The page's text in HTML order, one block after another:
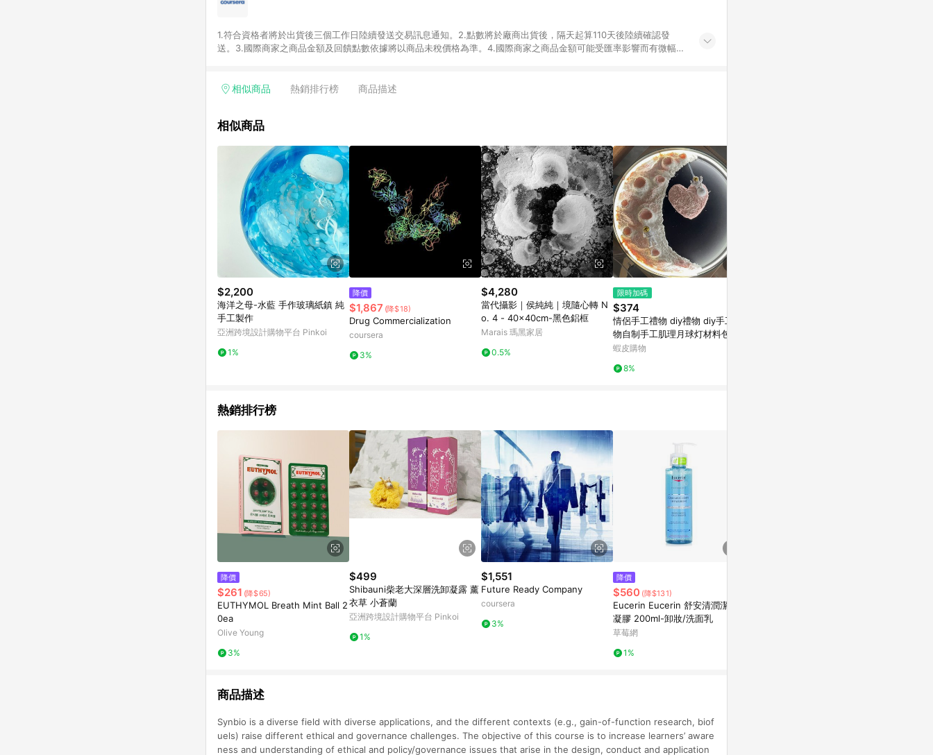
1.符合資格者將於出貨後三個工作日陸續發送交易訊息通知。2.點數將於廠商出貨後，隔天起算110天後陸續確認發
送。3.國際商家之商品金額及回饋點數依據將以商品未稅價格為準。4.國際商家之商品金額可能受匯率影響而有微幅差
即點數回饋計算並非以coursera實際購買商品數量拆分計算 。7. 同6說明，訂單完成後的顯示金額可能包含部分運費
相似商品 熱銷排行榜 商品描述
相似商品
$2,200
海洋之母-水藍 手作玻璃紙鎮 純
手工製作
亞洲跨境設計購物平台 Pinkoi
1%
降價
$1,867 (降$18)
Drug Commercialization
coursera
3%
$4,280
當代攝影｜侯純純｜境隨心轉 N
o. 4 - 40x40cm-黑色鋁框
Marais 瑪黑家居
0.5%
限時加碼
$374
情侶手工禮物 diy禮物 diy手工礼
物自制手工肌理月球灯材料包DIY
创意月牙灯毕业小礼物 燈 手工 d
蝦皮購物
8%
熱銷排行榜
降價
$261 (降$65)
EUTHYMOL Breath Mint Ball 2
0ea
Olive Young
3%
$499
Shibauni柴老大深層洗卸凝露 薰
衣草 小蒼蘭
亞洲跨境設計購物平台 Pinkoi
1%
$1,551
Future Ready Company
coursera
3%
降價
$560 (降$131)
Eucerin Eucerin 舒安清潤潔膚
凝膠 200ml-卸妝/洗面乳
草莓網
1%
商品描述
Synbio is a diverse field with diverse applications, and the different contexts (e.g., gain-of-function research, biof
uels) raise different ethical and governance challenges. The objective of this course is to increase learners’ aware
ness and understanding of ethical and policy/governance issues that arise in the design, conduct and application